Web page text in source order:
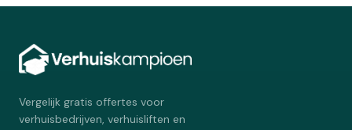
Vergelijk gratis offertes voor
verhuisbedrijven, verhuisliften en